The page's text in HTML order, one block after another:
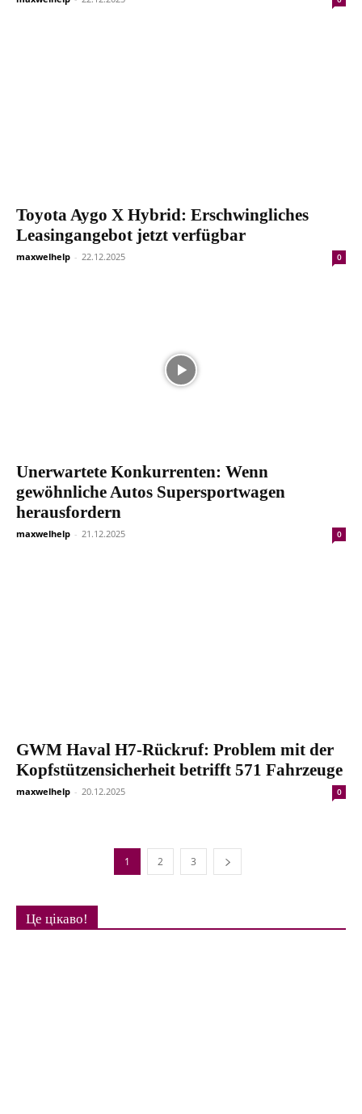
Toyota Aygo X Hybrid: Erschwingliches
Leasingangebot jetzt verfügbar
maxwelhelp - 22.12.2025 0
Unerwartete Konkurrenten: Wenn
gewöhnliche Autos Supersportwagen
herausfordern
maxwelhelp - 21.12.2025 0
GWM Haval H7-Rückruf: Problem mit der
Kopfstützensicherheit betrifft 571 Fahrzeuge
maxwelhelp - 20.12.2025 0
1 2 3
Це цікаво!